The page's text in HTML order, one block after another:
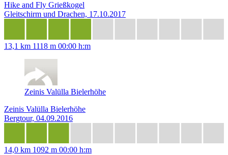
Hike and Fly Grießkogel
Gleitschirm und Drachen, 17.10.2017
13,1 km 1118 m 00:00 h:m
Zeinis Valülla Bielerhöhe
Zeinis Valülla Bielerhöhe
Bergtour, 04.09.2016
14,0 km 1092 m 00:00 h:m